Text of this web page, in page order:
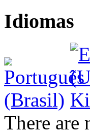
Idiomas
There are